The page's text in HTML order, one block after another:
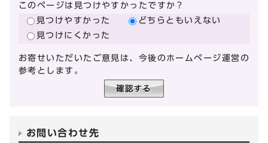
このページは見つけやすかったですか？
見つけやすかった
どちらともいえない
見つけにくかった
お寄せいただいたご意見は、今後のホームページ運営の
参考とします。
お問い合わせ先